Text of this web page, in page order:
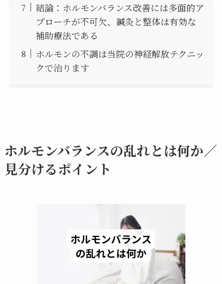
結論：ホルモンバランス改善には多面的ア
プローチが不可欠、鍼灸と整体は有効な
補助療法である
ホルモンの不調は当院の神経解放テクニッ
クで治ります
ホルモンバランスの乱れとは何か／
見分けるポイント